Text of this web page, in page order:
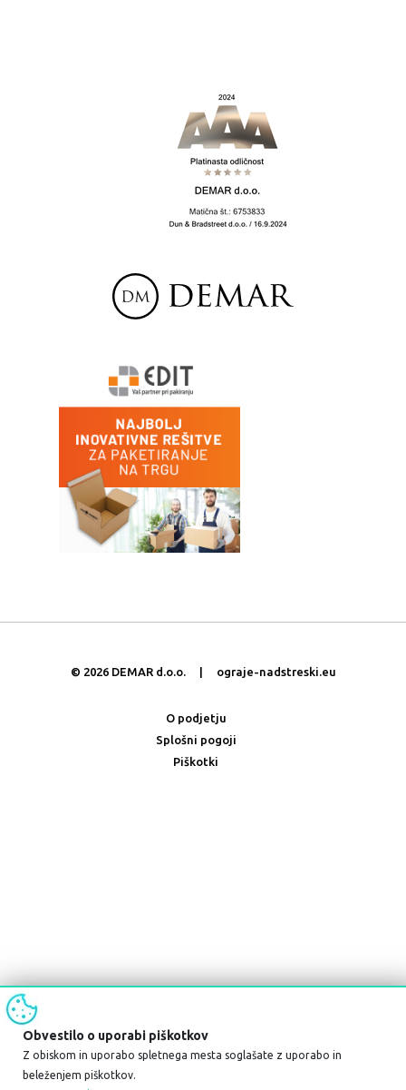
© 2026 DEMAR d.o.o. | ograje-nadstreski.eu
O podjetju
Splošni pogoji
Piškotki
Obvestilo o uporabi piškotkov
Z obiskom in uporabo spletnega mesta soglašate z uporabo in
beleženjem piškotkov.